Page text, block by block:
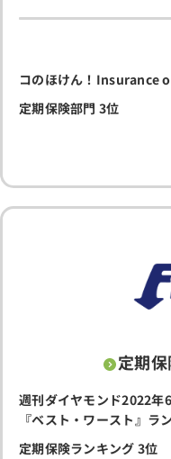
コのほけん！Insurance
定期保険部門 3位
定期
週刊ダイヤモンド2022年
『ベスト・ワースト』ラ
定期保険ランキング 3位